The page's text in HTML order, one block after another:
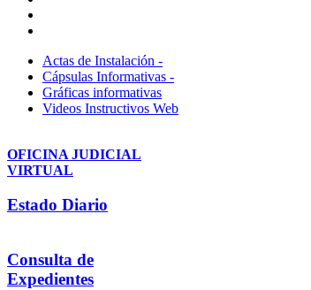
Actas de Instalación -
Cápsulas Informativas -
Gráficas informativas
Videos Instructivos Web
OFICINA JUDICIAL
VIRTUAL
Estado Diario
Consulta de
Expedientes